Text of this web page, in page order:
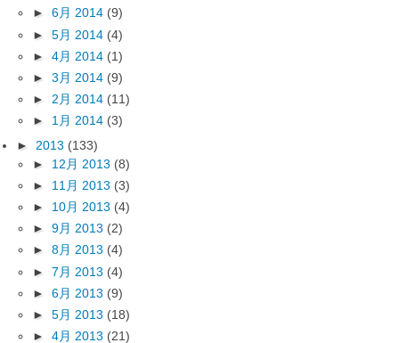
► 6月 2014 (9)
► 5月 2014 (4)
► 4月 2014 (1)
► 3月 2014 (9)
► 2月 2014 (11)
► 1月 2014 (3)
► 2013 (133)
► 12月 2013 (8)
► 11月 2013 (3)
► 10月 2013 (4)
► 9月 2013 (2)
► 8月 2013 (4)
► 7月 2013 (4)
► 6月 2013 (9)
► 5月 2013 (18)
► 4月 2013 (21)